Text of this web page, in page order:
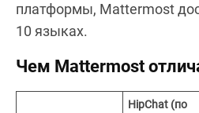
платформы, Mattermost
10 языках.
Чем Mattermost
HipChat (по